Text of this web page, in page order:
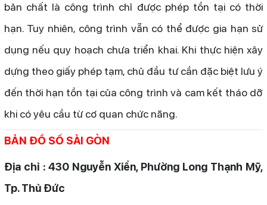
bản chất là công trình chỉ được phép tồn tại có thời
hạn. Tuy nhiên, công trình vẫn có thể được gia hạn sử
dụng nếu quy hoạch chưa triển khai. Khi thực hiện xây
dựng theo giấy phép tạm, chủ đầu tư cần đặc biệt lưu ý
đến thời hạn tồn tại của công trình và cam kết tháo dỡ
khi có yêu cầu từ cơ quan chức năng.
BẢN ĐỒ SỐ SÀI GÒN
Địa chỉ : 430 Nguyễn Xiển, Phường Long Thạnh Mỹ,
Tp. Thủ Đức